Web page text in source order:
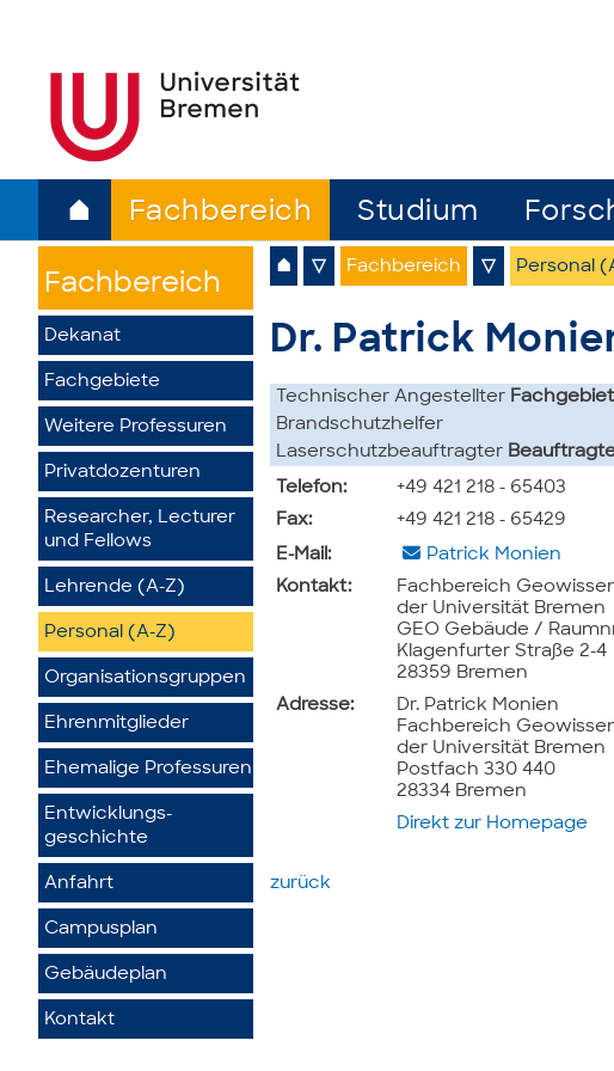
⌂ Fachbereich Studium
Fachbereich
Dekanat
Fachgebiete
Weitere Professuren
Privatdozenturen
Researcher, Lecturer
und Fellows
Lehrende (A-Z)
Personal (A-Z)
Organisationsgruppen
Ehrenmitglieder
Ehemalige Professuren
Entwicklungs­
geschichte
Anfahrt
Campusplan
Gebäudeplan
Kontakt
⌂ ▽ Fachbereich ▽ Personal
Dr. Patrick
Technischer Angestellter
Brandschutzhelfer
Laserschutzbeauftragter
Telefon:
+49 421 218 - 65403
Fax:
+49 421 218 - 65429
E-Mail:
Patrick Monien
Kontakt:
Fachbereich
der Universität Bremen
GEO Gebäude /
Klagenfurter Straße 2-4
28359 Bremen
Adresse:
Dr. Patrick Monien
Fachbereich
der Universität Bremen
Postfach 330 440
28334 Bremen
Direkt zur Homepage
zurück